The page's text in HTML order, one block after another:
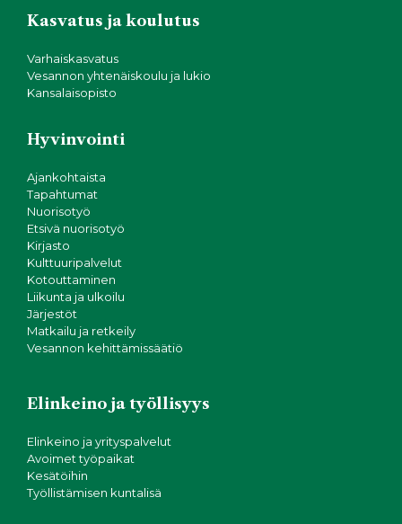
Kasvatus ja koulutus
Varhaiskasvatus
Vesannon yhtenäiskoulu ja lukio
Kansalaisopisto
Hyvinvointi
Ajankohtaista
Tapahtumat
Nuorisotyö
Etsivä nuorisotyö
Kirjasto
Kulttuuripalvelut
Kotouttaminen
Liikunta ja ulkoilu
Järjestöt
Matkailu ja retkeily
Vesannon kehittämissäätiö
Elinkeino ja työllisyys
Elinkeino ja yrityspalvelut
Avoimet työpaikat
Kesätöihin
Työllistämisen kuntalisä